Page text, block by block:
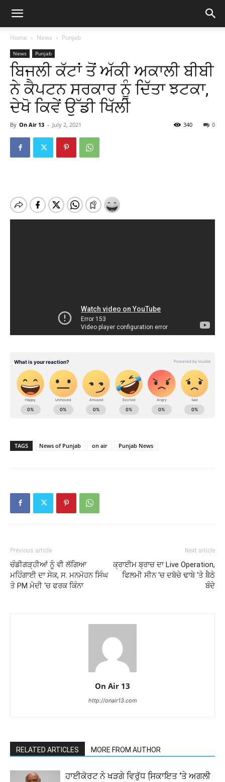
Home News Punjab
News Punjab
ਬਿਜਲੀ ਕੱਟਾਂ ਤੋਂ ਅੱਕੀ ਅਕਾਲੀ ਬੀਬੀ
ਨੇ ਕੈਪਟਨ ਸਰਕਾਰ ਨੂੰ ਦਿੱਤਾ ਝਟਕਾ,
ਦੇਖੋ ਕਿਵੇਂ ਉੱਡੀ ਖਿੱਲੀ
By On Air 13 - July 2, 2021 0
340
TAGS News of Punjab on air Punjab News
Previous article
ਚੰਡੀਗੜ੍ਹੀਆਂ ਨੂੰ ਵੀ ਲੱਗਿਆ
ਮਹਿੰਗਾਈ ਦਾ ਸੇਕ, ਸ. ਮਨਮੋਹਨ ਸਿੰਘ
ਤੇ PM ਮੋਦੀ ‘ਚ ਫਰਕ ਕਿੰਨਾ
Next article
ਕ੍ਰਾਈਮ ਬ੍ਰਾਚ ਦਾ Live Operation,
ਫਿਲਮੀ ਸੀਨ ‘ਚ ਦਬੋਚੇ ਢਾਬੇ ‘ਤੇ ਬੈਠੇ
ਬੰਦੇ
On Air 13
http://onair13.com
RELATED ARTICLES MORE FROM AUTHOR
ਹਾਈਕੋਰਟ ਨੇ ਖੜਗੇ ਵਿਰੁੱਧ ਸਿ਼ਕਾਇਤ ‘ਤੇ ਅਗਲੀ